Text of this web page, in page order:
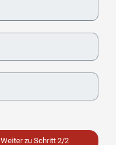
Weiter zu Schritt 2/2